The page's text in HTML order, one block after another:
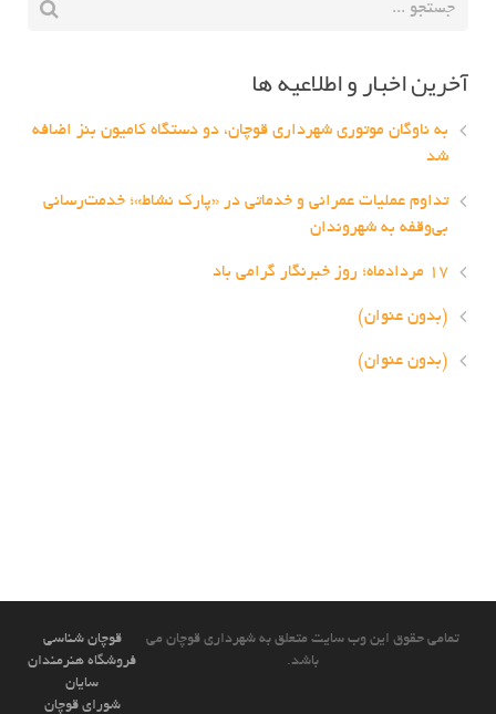
آخرین اخبار و اطلاعیه ها
به ناوگان موتوری شهرداری قوچان، دو دستگاه کامیون بنز اضافه
شد
تداوم عملیات عمرانی و خدماتی در «پارک نشاط»؛ خدمت‌رسانی
بی‌وقفه به شهروندان
۱۷ مردادماه؛ روز خبرنگار گرامی باد
(بدون عنوان)
(بدون عنوان)
قوچان شناسی
فروشگاه هنرمندان
سایان
شورای قوچان
تمامی حقوق این وب سایت متعلق به شهرداری قوچان می
باشد.